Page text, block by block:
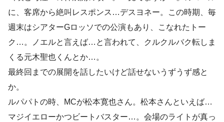
に、客席から絶叫レスポンス…デスヨネー。この時期、毎
週末はシアターGロッソでの公演もあり、こなれたトー
ク…。ノエルと言えば…と言われて、クルクルバク転しま
くる元木聖也くんとか…。
最終回までの展開を話したいけど話せないうずうず感と
か。
ルパパトの時、MCが松本寛也さん。松本さんといえば…
マジイエローかつビートバスター…。会場のライトが真っ